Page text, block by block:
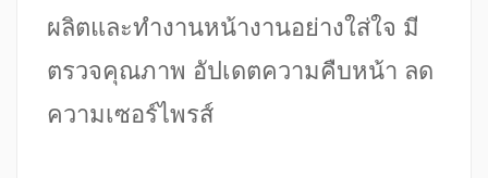
ผลิตและทำงานหน้างานอย่างใส่ใจ มี
ตรวจคุณภาพ อัปเดตความคืบหน้า ลด
ความเซอร์ไพรส์